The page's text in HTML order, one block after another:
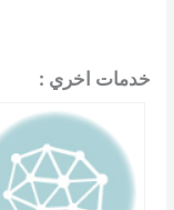
خدمات اخري :